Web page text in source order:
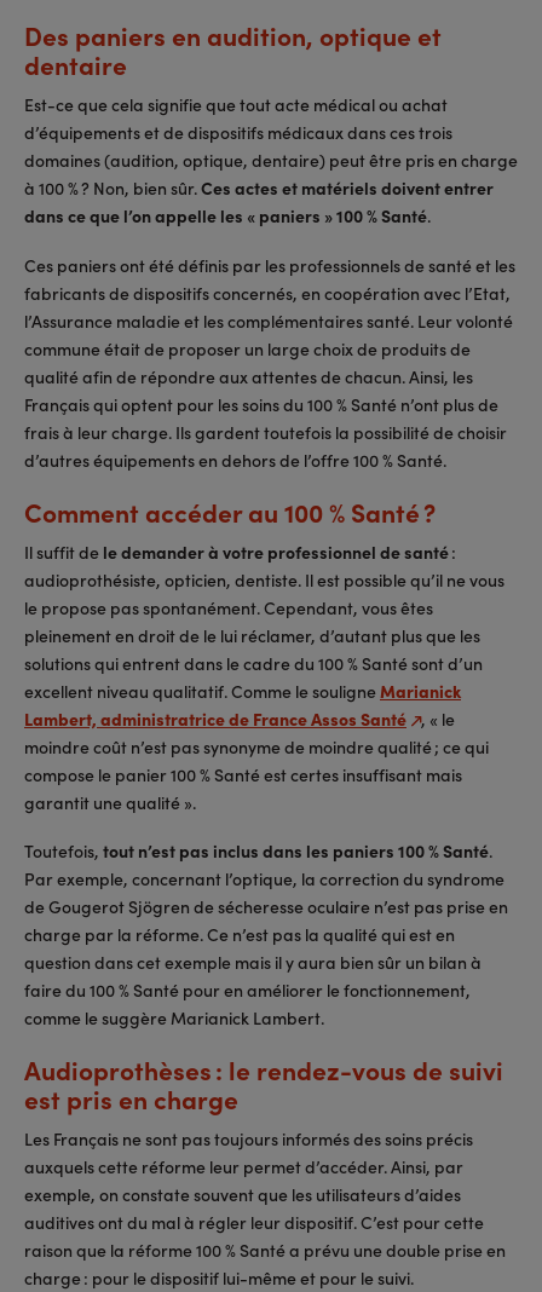
Des paniers en audition, optique et
dentaire
Est-ce que cela signifie que tout acte médical ou achat
d’équipements et de dispositifs médicaux dans ces trois
domaines (audition, optique, dentaire) peut être pris en charge
à 100 % ? Non, bien sûr.Ces actes et matériels doivent entrer
dans ce que l’on appelle les « paniers » 100 % Santé.
Ces paniers ont été définis par les professionnels de santé et les
fabricants de dispositifs concernés, en coopération avec l’Etat,
l’Assurance maladie et les complémentaires santé. Leur volonté
commune était de proposer un large choix de produits de
qualité afin de répondre aux attentes de chacun. Ainsi, les
Français qui optent pour les soins du 100 % Santé n’ont plus de
frais à leur charge. Ils gardent toutefois la possibilité de choisir
d’autres équipements en dehors de l’offre 100 % Santé.
Comment accéder au 100 % Santé ?
Il suffit de le demander à votre professionnel de santé:
audioprothésiste, opticien, dentiste. Il est possible qu’il ne vous
le propose pas spontanément. Cependant, vous êtes
pleinement en droit de le lui réclamer, d’autant plus que les
solutions qui entrent dans le cadre du 100 % Santé sont d’un
excellent niveau qualitatif. Comme le souligneMarianick
Lambert, administratrice de France Assos Santé , « le
moindre coût n’est pas synonyme de moindre qualité ; ce qui
compose le panier 100 % Santé est certes insuffisant mais
garantit une qualité ».
Toutefois, tout n’est pas inclus dans les paniers 100 % Santé.
Par exemple, concernant l’optique, la correction du syndrome
de Gougerot Sjögren de sécheresse oculaire n’est pas prise en
charge par la réforme. Ce n’est pas la qualité qui est en
question dans cet exemple mais il y aura bien sûr un bilan à
faire du 100 % Santé pour en améliorer le fonctionnement,
comme le suggère Marianick Lambert.
Audioprothèses : le rendez-vous de suivi
est pris en charge
Les Français ne sont pas toujours informés des soins précis
auxquels cette réforme leur permet d’accéder. Ainsi, par
exemple, on constate souvent que les utilisateurs d’aides
auditives ont du mal à régler leur dispositif. C’est pour cette
raison que la réforme 100 % Santé a prévu une double prise en
charge : pour le dispositif lui-même et pour le suivi.